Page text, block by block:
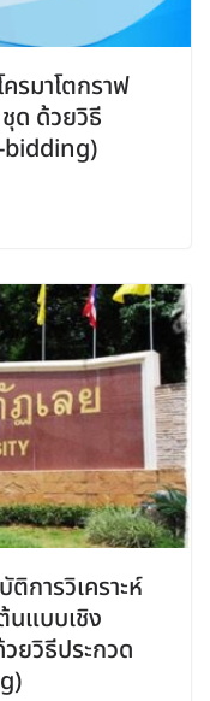
รมาโตกราฟ
ด ด้วยวิธี
bidding)
การวิเคราะห์
แบบเชิง
ยวิธีประกวด